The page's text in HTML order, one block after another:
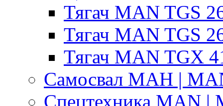
Тягач MAN TGS
Тягач MAN TGS
Тягач MAN TGX
Самосвал МАН |
Спецтехника MAN